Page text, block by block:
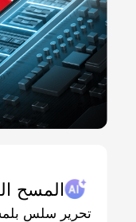
المسح
تحرير سلس